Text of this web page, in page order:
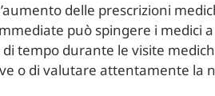
delle prescrizioni
può spingere i medici
tempo durante le visite
o di valutare attentamente la